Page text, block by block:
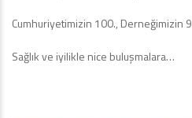
Cumhuriyetimizin 100., Derneğimizin
Sağlık ve iyilikle nice buluşmalara…